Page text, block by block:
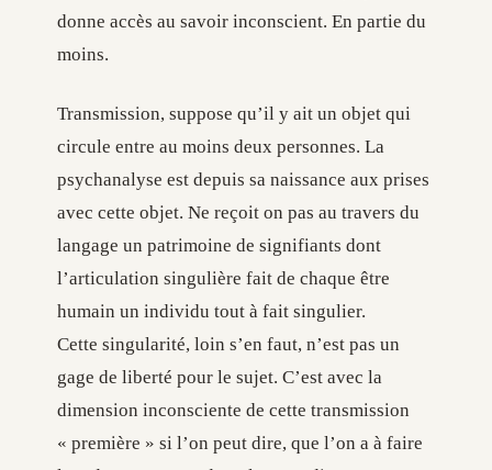
donne accès au savoir inconscient. En partie du
moins.
Transmission, suppose qu’il y ait un objet qui
circule entre au moins deux personnes. La
psychanalyse est depuis sa naissance aux prises
avec cette objet. Ne reçoit on pas au travers du
langage un patrimoine de signifiants dont
l’articulation singulière fait de chaque être
humain un individu tout à fait singulier.
Cette singularité, loin s’en faut, n’est pas un
gage de liberté pour le sujet. C’est avec la
dimension inconsciente de cette transmission
« première » si l’on peut dire, que l’on a à faire